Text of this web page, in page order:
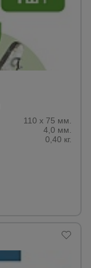
110 х 75 мм.
4,0 мм.
0,40 кг.